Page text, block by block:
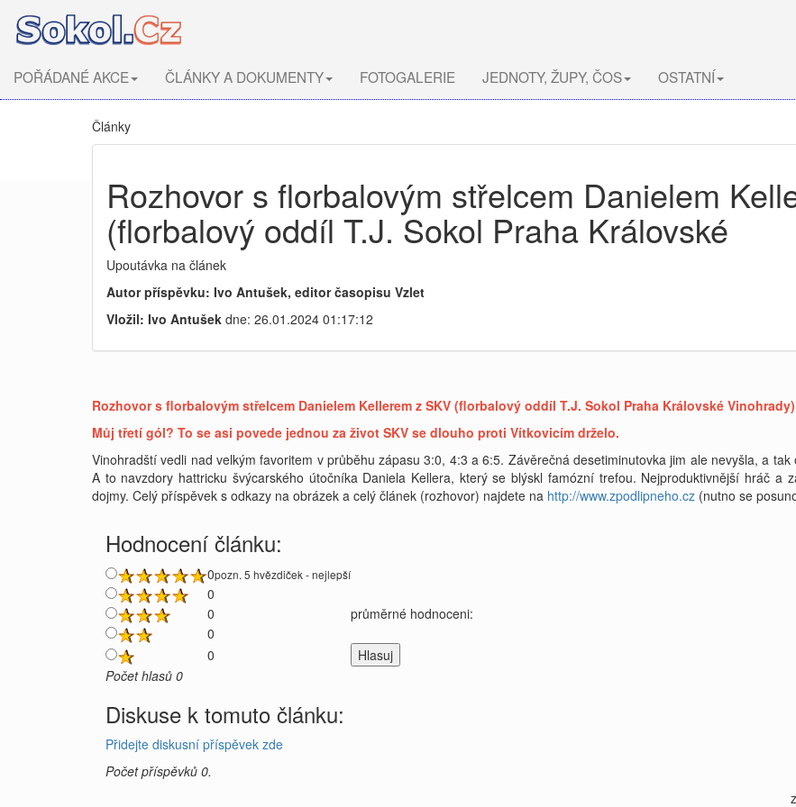
POŘÁDANÉ AKCE ČLÁNKY A DOKUMENTY FOTOGALERIE JEDNOTY, ŽUPY, ČOS OSTATNÍ
Články
Rozhovor s florbalovým střelcem Danielem
(florbalový oddíl T.J. Sokol Praha Královské
Upoutávka na článek
Autor příspěvku: Ivo Antušek, editor časopisu Vzlet
Vložil: Ivo Antušek dne: 26.01.2024 01:17:12
Rozhovor s florbalovým střelcem Danielem Kellerem z SKV (florbalový oddíl T.J. Sokol Praha Královské Vinohrady)
Můj třetí gól? To se asi povede jednou za život SKV se dlouho proti Vítkovicím drželo.
Vinohradští vedli nad velkým favoritem v průběhu zápasu 3:0, 4:3 a 6:5. Závěrečná desetiminutovka jim ale nevyšla, a
A to navzdory hattricku švýcarského útočníka Daniela Kellera, který se blýskl famózní trefou. Nejproduktivnější hráč a
dojmy. Celý příspěvek s odkazy na obrázek a celý článek (rozhovor) najdete na http://www.zpodlipneho.cz (nutno se
Hodnocení článku:
0pozn. 5 hvězdiček - nejlepší
0
0
průměrné hodnoceni:
0
0
Počet hlasů 0
Diskuse k tomuto článku:
Přidejte diskusní příspěvek zde
Počet příspěvků 0.